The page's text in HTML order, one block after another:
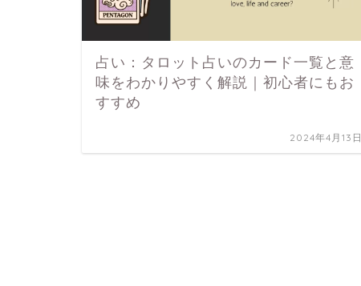
占い：タロット占いのカード一覧と意
味をわかりやすく解説｜初心者にもお
すすめ
2024年4月13日